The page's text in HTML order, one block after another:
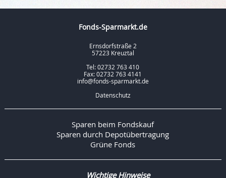
Fonds-Sparmarkt.de
Ernsdorfstraße 2
57223 Kreuztal
Tel: 02732 763 410
Fax: 02732 763 4141
info@fonds-sparmarkt.de
Datenschutz
Sparen beim Fondskauf
Sparen durch Depotübertragung
Grüne Fonds
Wichtige Hinweise